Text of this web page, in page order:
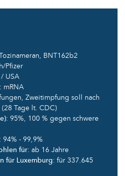
BNT162b2
Pfizer
USA
: mRNA
Zweitimpfung soll nach
Tage lt. CDC)
: 95%, 100 % gegen schwere
: 94% - 99,9%
für: ab 16 Jahre
für Luxemburg: für 337.645